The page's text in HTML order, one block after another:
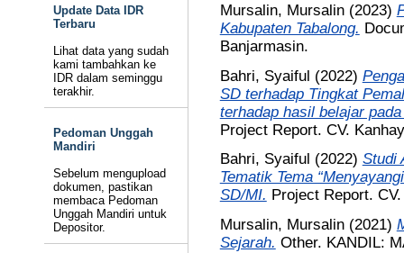
Update Data IDR
Terbaru
Lihat data yang sudah
kami tambahkan ke
IDR dalam seminggu
terakhir.
Pedoman Unggah
Mandiri
Sebelum mengupload
dokumen, pastikan
membaca Pedoman
Unggah Mandiri untuk
Depositor.
Mursalin, Mursalin(2023)
Kabupaten Tabalong.
Banjarmasin.
Bahri, Syaiful (2022)
SD terhadap Tingkat
terhadap hasil belajar
Project Report. CV.
Bahri, Syaiful (2022) Studi
Tematik Tema
SD/MI. Project Report.
Mursalin, Mursalin(2021)
Sejarah. Other. KANDIL: